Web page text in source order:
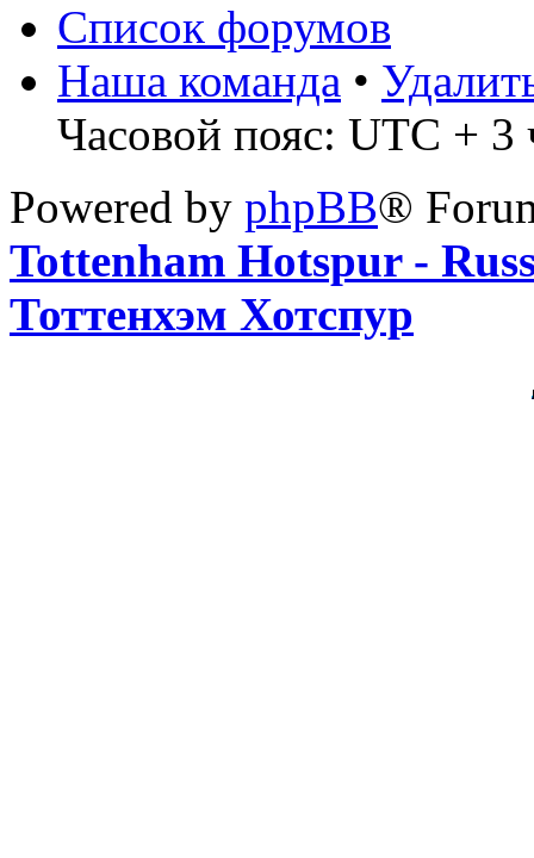
Список форумов
Наша команда •
Часовой пояс: UTC + 3
Powered by phpBB®
Tottenham Hotspur -
Тоттенхэм Хотспур